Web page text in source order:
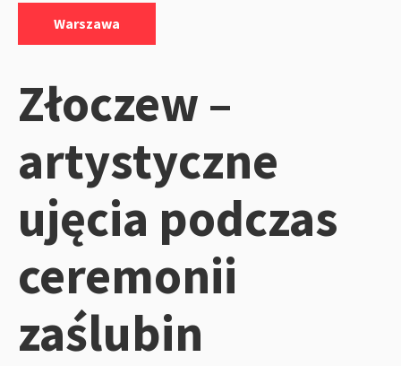
Warszawa
Złoczew –
artystyczne
ujęcia podczas
ceremonii
zaślubin